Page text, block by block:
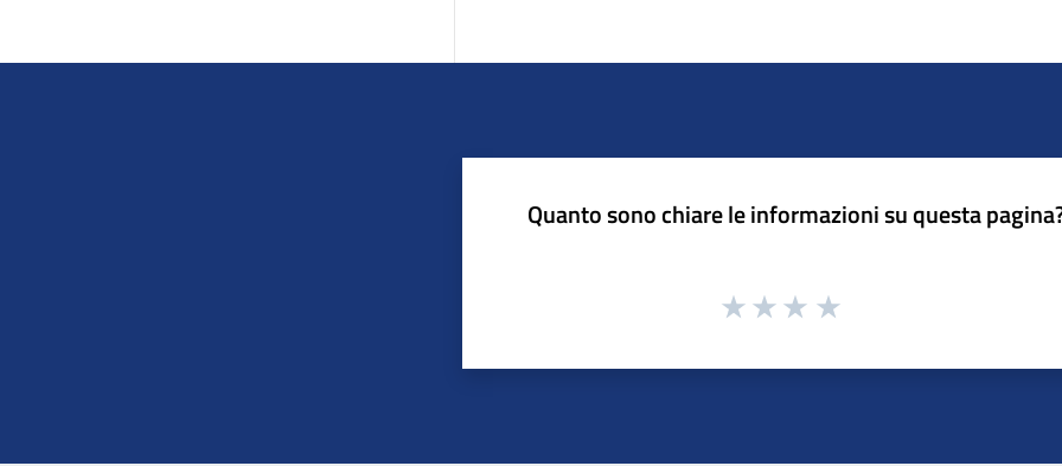
Quanto sono chiare le informazioni su questa